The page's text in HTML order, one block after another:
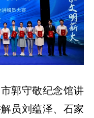
郭守敬纪念馆讲
员刘蕴泽、石家